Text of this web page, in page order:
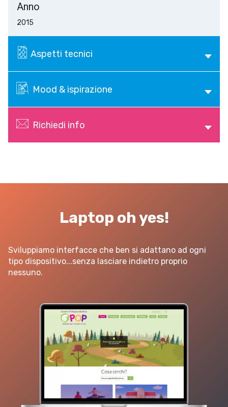
Sito web
Linvisibile
Settore tecnico, servizi e consulenze
Anno
2015
Aspetti tecnici
Mood & ispirazione
Richiedi info
Laptop oh yes!
Sviluppiamo interfacce che ben si adattano ad ogni
tipo dispositivo...senza lasciare indietro proprio
nessuno.